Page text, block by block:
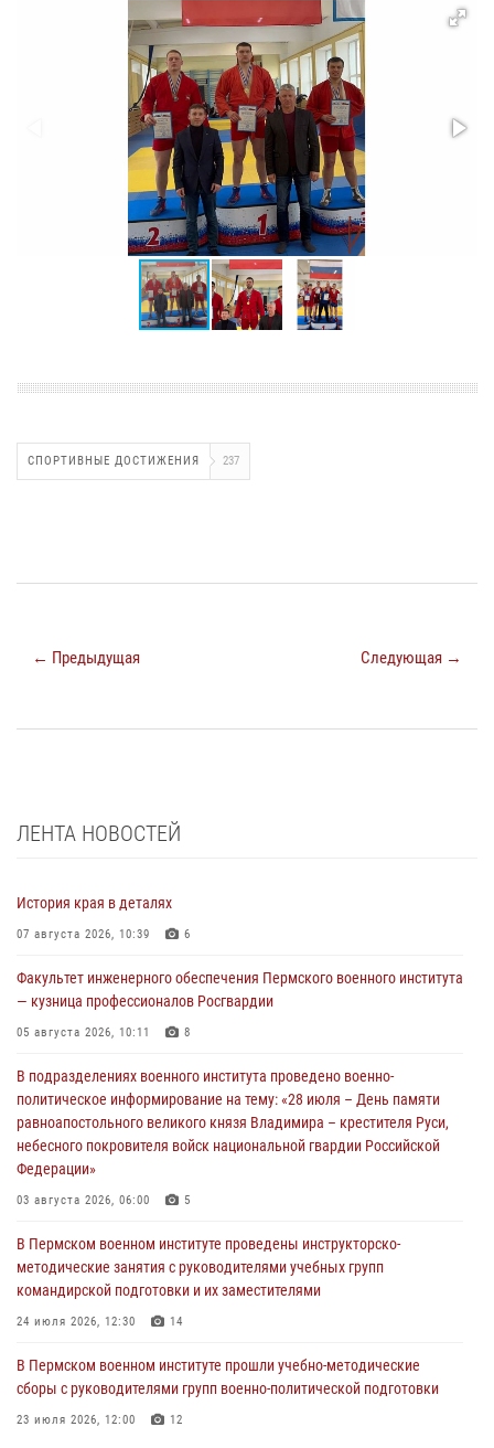
СПОРТИВНЫЕ ДОСТИЖЕНИЯ 237
← Предыдущая Следующая →
ЛЕНТА НОВОСТЕЙ
История края в деталях
07 августа 2026, 10:39 6
Факультет инженерного обеспечения Пермского военного института
— кузница профессионалов Росгвардии
05 августа 2026, 10:11 8
В подразделениях военного института проведено военно-
политическое информирование на тему: «28 июля – День памяти
равноапостольного великого князя Владимира – крестителя Руси,
небесного покровителя войск национальной гвардии Российской
Федерации»
03 августа 2026, 06:00 5
В Пермском военном институте проведены инструкторско-
методические занятия с руководителями учебных групп
командирской подготовки и их заместителями
24 июля 2026, 12:30 14
В Пермском военном институте прошли учебно-методические
сборы с руководителями групп военно-политической подготовки
23 июля 2026, 12:00 12